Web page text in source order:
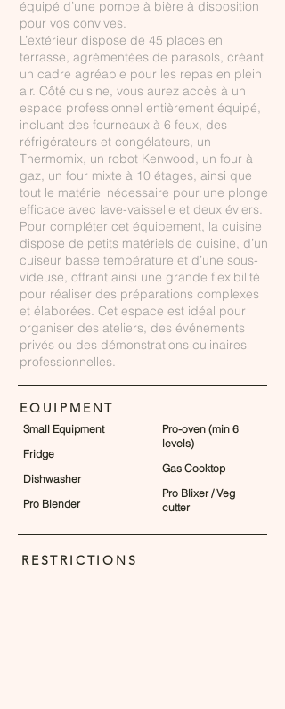
équipé d’une pompe à bière à disposition
pour vos convives.
L’extérieur dispose de 45 places en
terrasse, agrémentées de parasols, créant
un cadre agréable pour les repas en plein
air. Côté cuisine, vous aurez accès à un
espace professionnel entièrement équipé,
incluant des fourneaux à 6 feux, des
réfrigérateurs et congélateurs, un
Thermomix, un robot Kenwood, un four à
gaz, un four mixte à 10 étages, ainsi que
tout le matériel nécessaire pour une plonge
efficace avec lave-vaisselle et deux éviers.
Pour compléter cet équipement, la cuisine
dispose de petits matériels de cuisine, d’un
cuiseur basse température et d’une sous-
videuse, offrant ainsi une grande flexibilité
pour réaliser des préparations complexes
et élaborées. Cet espace est idéal pour
organiser des ateliers, des événements
privés ou des démonstrations culinaires
professionnelles.
EQUIPMENT
Small Equipment
Fridge
Dishwasher
Pro Blender
Pro-oven (min 6
levels)
Gas Cooktop
Pro Blixer / Veg
cutter
RESTRICTIONS